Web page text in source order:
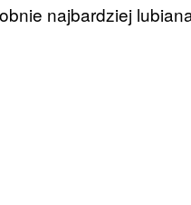
najbardziej